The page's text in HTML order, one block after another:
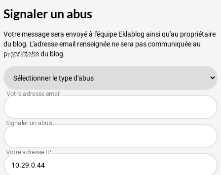
Signaler un abus
Votre message sera envoyé à l'équipe Eklablog ainsi qu'au propriétaire
du blog. L'adresse email renseignée ne sera pas communiquée au
propriétaire du blog.